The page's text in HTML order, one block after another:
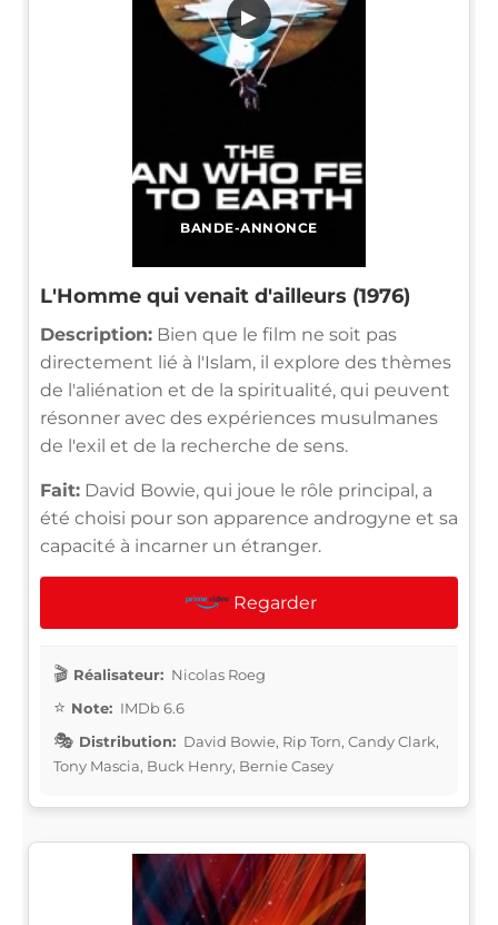
BANDE-ANNONCE
▶
L'Homme qui venait d'ailleurs (1976)
Description: Bien que le film ne soit pas
directement lié à l'Islam, il explore des thèmes
de l'aliénation et de la spiritualité, qui peuvent
résonner avec des expériences musulmanes
de l'exil et de la recherche de sens.
Fait: David Bowie, qui joue le rôle principal, a
été choisi pour son apparence androgyne et sa
capacité à incarner un étranger.
Regarder
Réalisateur: Nicolas Roeg
Note: IMDb 6.6
Distribution: David Bowie, Rip Torn, Candy Clark,
Tony Mascia, Buck Henry, Bernie Casey